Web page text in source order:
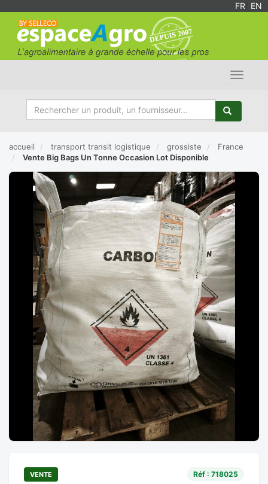
FR EN
Toggle
accueil transport transit logistique grossiste
France
Vente Big Bags Un Tonne Occasion Lot Disponible
VENTE Réf : 718025